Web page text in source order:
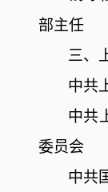
部主任
三、
中共
中共
委员会
中共